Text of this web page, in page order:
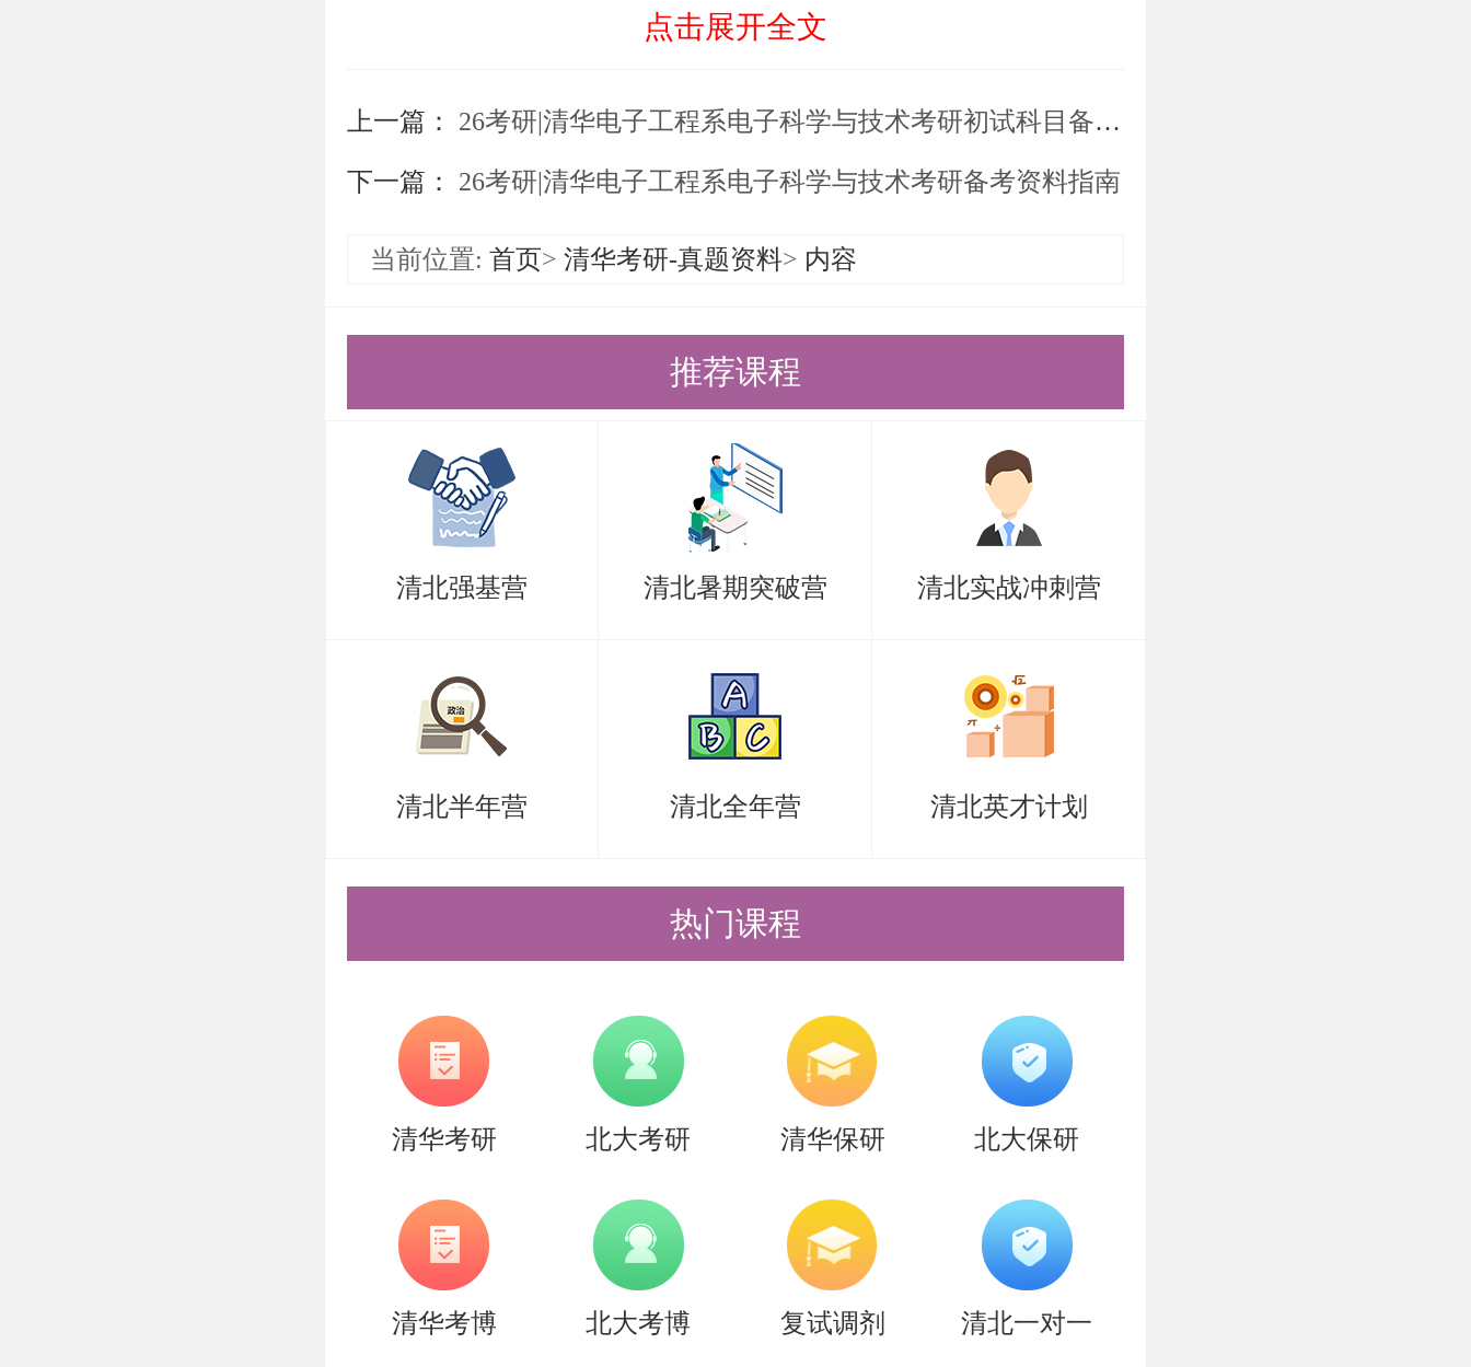
更多清北考研备考资料及清北考研集训营相关问题，咨询
点击展开全文
上一篇： 26考研|清华电子工程系电子科学与技术考研初试科目备考攻略
下一篇： 26考研|清华电子工程系电子科学与技术考研备考资料指南
当前位置: 首页> 清华考研-真题资料> 内容
推荐课程
清北强基营 清北暑期突破营 清北实战冲刺营
清北半年营 清北全年营 清北英才计划
热门课程
清华考研 北大考研 清华保研 北大保研
清华考博 北大考博 复试调剂 清北一对一